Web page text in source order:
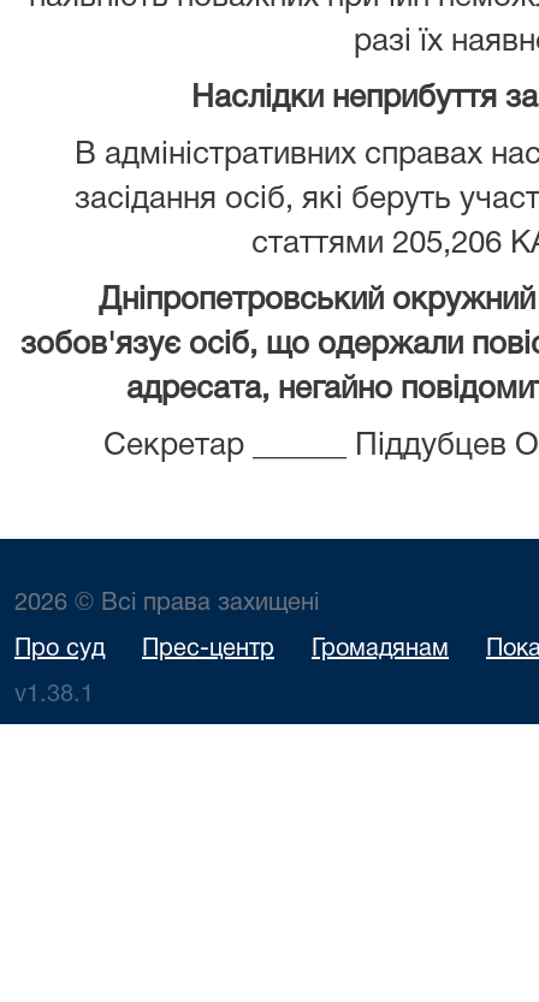
разі їх
Наслідки неприбуття
В адміністративних справах
засідання осіб, які беруть
статтями 205,206
Дніпропетровський окружний
зобов'язує осіб, що одержали
адресата, негайно
Секретар ______ Піддубцев
2026 © Всі права захищені
Про суд Прес-центр Громадянам
v1.38.1